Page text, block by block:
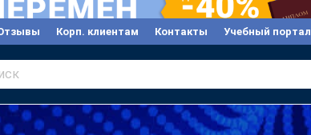
Корп. клиентам Контакты Учебный портал